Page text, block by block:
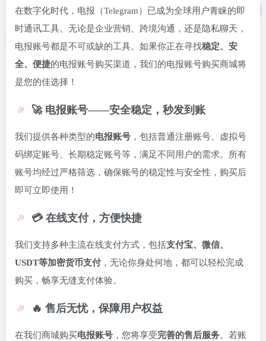
在数字化时代，电报（Telegram）已成为全球用户青睐的即
时通讯工具。无论是企业营销、跨境沟通，还是隐私聊天，
电报账号都是不可或缺的工具。如果你正在寻找稳定、安
全、便捷的电报账号购买渠道，我们的电报账号购买商城将
是您的佳选择！
🚀 电报账号——安全稳定，秒发到账
我们提供各种类型的电报账号 ，包括普通注册账号、虚拟号
码绑定账号、长期稳定账号等，满足不同用户的需求。所有
账号均经过严格筛选，确保账号的稳定性与安全性，购买后
即可立即使用！
💳 在线支付，方便快捷
我们支持多种主流在线支付方式，包括支付宝、微信、
USDT等加密货币支付，无论你身处何地，都可以轻松完成
购买，畅享无缝支付体验。
🔥 售后无忧，保障用户权益
在我们商城购买电报账号 ，您将享受完善的售后服务。若账